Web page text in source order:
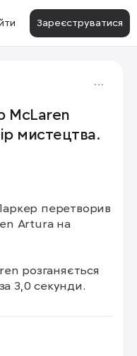
Зареєструватися
McLaren
мистецтва.
1/8
перетворив
Artura на
розганяється
3,0 секунди.